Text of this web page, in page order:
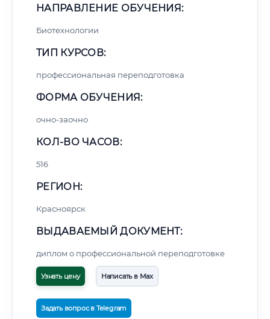
НАПРАВЛЕНИЕ ОБУЧЕНИЯ:
Биотехнологии
ТИП КУРСОВ:
профессиональная переподготовка
ФОРМА ОБУЧЕНИЯ:
очно-заочно
КОЛ-ВО ЧАСОВ:
516
РЕГИОН:
Красноярск
ВЫДАВАЕМЫЙ ДОКУМЕНТ:
диплом о профессиональной переподготовке
Узнать цену Написать в Max
Задать вопрос в Telegram